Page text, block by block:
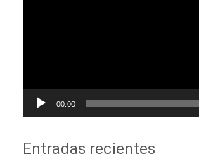
00:00
Entradas recientes